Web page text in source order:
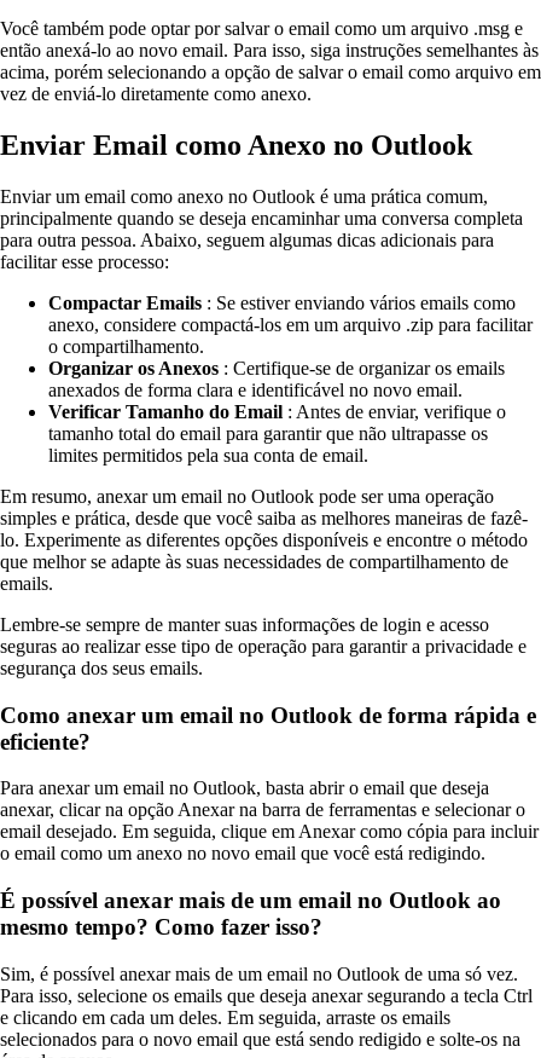
Você também pode optar por salvar o email como um arquivo .msg e
então anexá-lo ao novo email. Para isso, siga instruções semelhantes às
acima, porém selecionando a opção de salvar o email como arquivo em
vez de enviá-lo diretamente como anexo.
Enviar Email como Anexo no Outlook
Enviar um email como anexo no Outlook é uma prática comum,
principalmente quando se deseja encaminhar uma conversa completa
para outra pessoa. Abaixo, seguem algumas dicas adicionais para
facilitar esse processo:
Compactar Emails : Se estiver enviando vários emails como
anexo, considere compactá-los em um arquivo .zip para facilitar
o compartilhamento.
Organizar os Anexos : Certifique-se de organizar os emails
anexados de forma clara e identificável no novo email.
Verificar Tamanho do Email : Antes de enviar, verifique o
tamanho total do email para garantir que não ultrapasse os
limites permitidos pela sua conta de email.
Em resumo, anexar um email no Outlook pode ser uma operação
simples e prática, desde que você saiba as melhores maneiras de fazê-
lo. Experimente as diferentes opções disponíveis e encontre o método
que melhor se adapte às suas necessidades de compartilhamento de
emails.
Lembre-se sempre de manter suas informações de login e acesso
seguras ao realizar esse tipo de operação para garantir a privacidade e
segurança dos seus emails.
Como anexar um email no Outlook de forma rápida e
eficiente?
Para anexar um email no Outlook, basta abrir o email que deseja
anexar, clicar na opção Anexar na barra de ferramentas e selecionar o
email desejado. Em seguida, clique em Anexar como cópia para incluir
o email como um anexo no novo email que você está redigindo.
É possível anexar mais de um email no Outlook ao
mesmo tempo? Como fazer isso?
Sim, é possível anexar mais de um email no Outlook de uma só vez.
Para isso, selecione os emails que deseja anexar segurando a tecla Ctrl
e clicando em cada um deles. Em seguida, arraste os emails
selecionados para o novo email que está sendo redigido e solte-os na